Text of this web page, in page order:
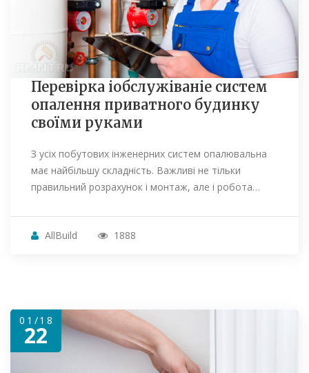
Перевірка іобслужіваніе систем
опалення приватного будинку
своїми руками
З усіх побутових інженерних систем опалювальна
має найбільшу складність. Важливі не тільки
правильний розрахунок і монтаж, але і робота…
AllBuild 1888
01/18
22